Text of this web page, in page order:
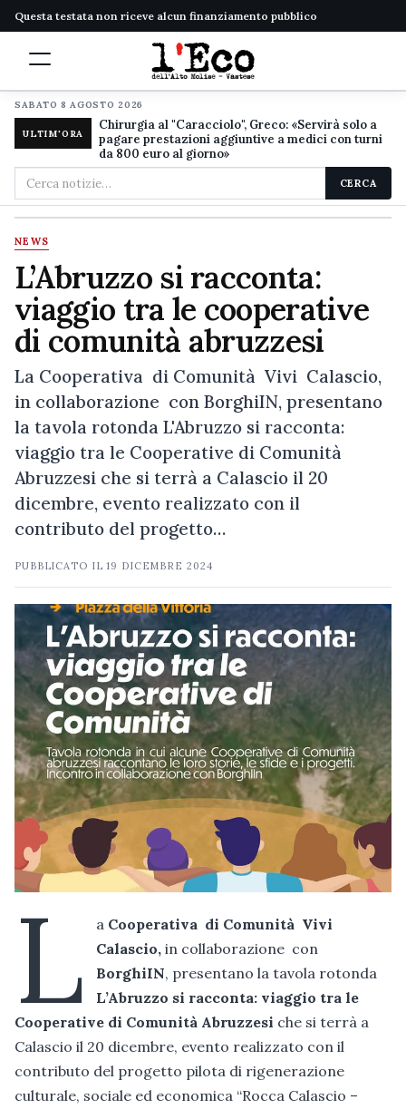
Questa testata non riceve alcun finanziamento pubblico
SABATO 8 AGOSTO 2026
ULTIM'ORA
Chirurgia al "Caracciolo", Greco: «Servirà solo a
pagare prestazioni aggiuntive a medici con turni
da 800 euro al giorno»
Cerca
nel
sito
CERCA
NEWS
L’Abruzzo si racconta:
viaggio tra le cooperative
di comunità abruzzesi
La Cooperativa di Comunità Vivi Calascio,
in collaborazione con BorghiIN, presentano
la tavola rotonda L'Abruzzo si racconta:
viaggio tra le Cooperative di Comunità
Abruzzesi che si terrà a Calascio il 20
dicembre, evento realizzato con il
contributo del progetto…
PUBBLICATO IL19 DICEMBRE 2024
L a Cooperativa di Comunità Vivi
Calascio,in collaborazione con
BorghiIN, presentano la tavola rotonda
L’Abruzzo si racconta: viaggio tra le
Cooperative di Comunità Abruzzesi che si terrà a
Calascio il 20 dicembre, evento realizzato con il
contributo del progetto pilota di rigenerazione
culturale, sociale ed economica “Rocca Calascio –